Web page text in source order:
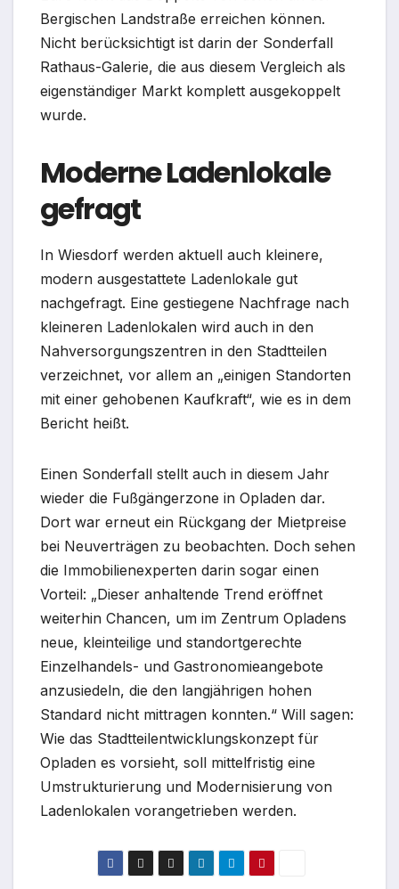
Bergischen Landstraße erreichen können.
Nicht berücksichtigt ist darin der Sonderfall
Rathaus-Galerie, die aus diesem Vergleich als
eigenständiger Markt komplett ausgekoppelt
wurde.
Moderne Ladenlokale
gefragt
In Wiesdorf werden aktuell auch kleinere,
modern ausgestattete Ladenlokale gut
nachgefragt. Eine gestiegene Nachfrage nach
kleineren Ladenlokalen wird auch in den
Nahversorgungszentren in den Stadtteilen
verzeichnet, vor allem an „einigen Standorten
mit einer gehobenen Kaufkraft“, wie es in dem
Bericht heißt.
Einen Sonderfall stellt auch in diesem Jahr
wieder die Fußgängerzone in Opladen dar.
Dort war erneut ein Rückgang der Mietpreise
bei Neuverträgen zu beobachten. Doch sehen
die Immobilienexperten darin sogar einen
Vorteil: „Dieser anhaltende Trend eröffnet
weiterhin Chancen, um im Zentrum Opladens
neue, kleinteilige und standortgerechte
Einzelhandels- und Gastronomieangebote
anzusiedeln, die den langjährigen hohen
Standard nicht mittragen konnten.“ Will sagen:
Wie das Stadtteilentwicklungskonzept für
Opladen es vorsieht, soll mittelfristig eine
Umstrukturierung und Modernisierung von
Ladenlokalen vorangetrieben werden.